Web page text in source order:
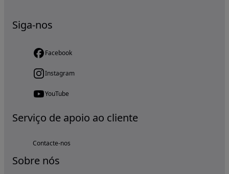
Siga-nos
Facebook
Instagram
YouTube
Serviço de apoio ao cliente
Contacte-nos
Sobre nós